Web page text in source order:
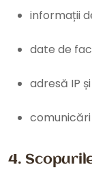
informații
date de
adresă IP
4.